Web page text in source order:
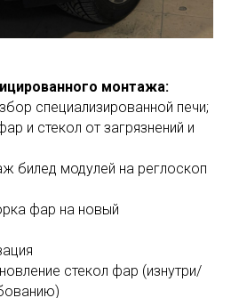
монтажа:
специализированной печи;
и стекол от загрязнений и
билед модулей на реглоскоп
фар на новый
стекол фар (изнутри/